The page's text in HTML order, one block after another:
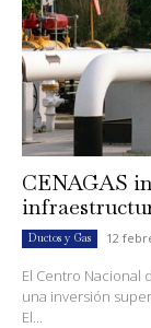
CENAGAS
Ductos y Gas 12
El Centro Nacional
una inversión
El...